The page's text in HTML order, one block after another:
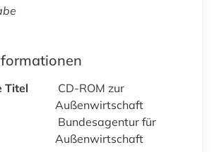
Titel
CD-ROM zur
Außenwirtschaft
Bundesagentur für
Außenwirtschaft